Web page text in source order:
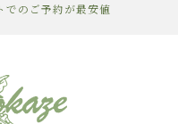
でのご予約が最安値